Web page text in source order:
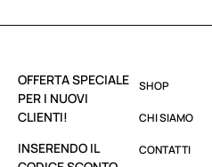
OFFERTA SPECIALE
PER I NUOVI
CLIENTI!
INSERENDO IL
SHOP
CHI SIAMO
CONTATTI